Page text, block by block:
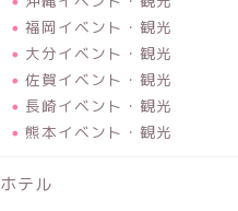
福岡イベント・観光
大分イベント・観光
佐賀イベント・観光
長崎イベント・観光
熊本イベント・観光
ホテル